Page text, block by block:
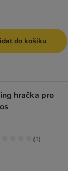
do košíku
hračka pro
(1)